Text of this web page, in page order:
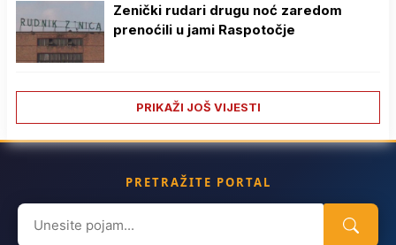
Zenički rudari drugu noć zaredom
prenoćili u jami Raspotočje
PRIKAŽI JOŠ VIJESTI
PRETRAŽITE PORTAL
Search
for: